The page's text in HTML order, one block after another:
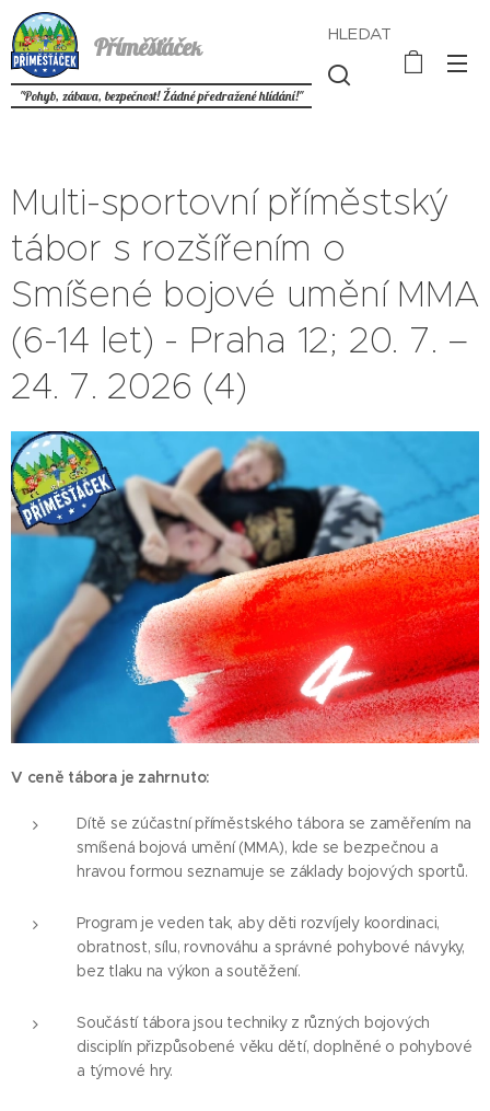
Příměšťáček
"Pohyb, zábava, bezpečnost! Žádné předražené hlídání!"
HLEDAT
Multi-sportovní příměstský
tábor s rozšířením o
Smíšené bojové umění MMA
(6-14 let) - Praha 12; 20. 7. –
24. 7. 2026 (4)
V ceně tábora je zahrnuto:
Dítě se zúčastní příměstského tábora se zaměřením na
smíšená bojová umění (MMA), kde se bezpečnou a
hravou formou seznamuje se základy bojových sportů.
Program je veden tak, aby děti rozvíjely koordinaci,
obratnost, sílu, rovnováhu a správné pohybové návyky,
bez tlaku na výkon a soutěžení.
Součástí tábora jsou techniky z různých bojových
disciplín přizpůsobené věku dětí, doplněné o pohybové
a týmové hry.